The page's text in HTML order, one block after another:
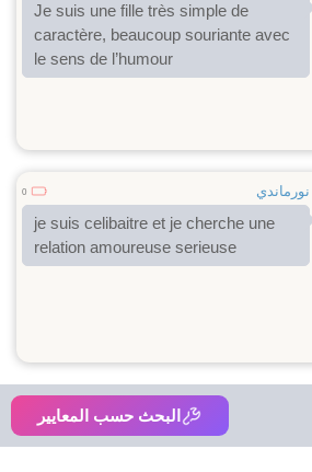
Je suis une fille très simple de
caractère, beaucoup souriante avec
le sens de l’humour
نورماندي 0
je suis celibaitre et je cherche une
relation amoureuse serieuse
البحث حسب المعايير